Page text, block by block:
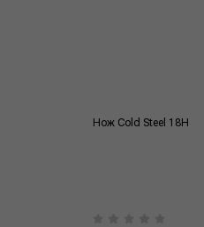
Нож Cold Steel 18H